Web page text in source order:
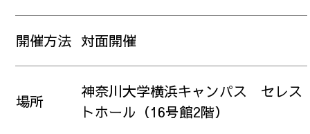
開催方法 対面開催
場所
神奈川大学横浜キャンパス セレス
トホール（16号館2階）